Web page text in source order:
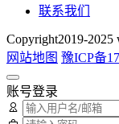
联系我们
Copyright2019-
网站地图 豫ICP备
账号登录